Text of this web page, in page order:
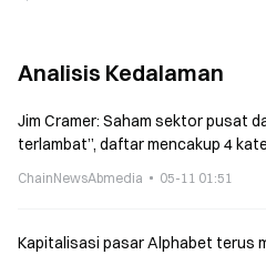
Analisis Kedalaman
Jim Cramer: Saham sektor pusat
terlambat”, daftar mencakup 4
ChainNewsAbmedia 05-11 01:51
Kapitalisasi pasar Alphabet terus